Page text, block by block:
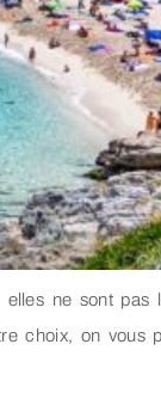
ne sont pas
choix, on vous